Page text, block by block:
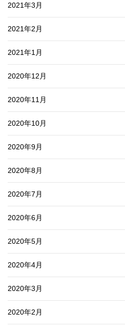
2021年3月
2021年2月
2021年1月
2020年12月
2020年11月
2020年10月
2020年9月
2020年8月
2020年7月
2020年6月
2020年5月
2020年4月
2020年3月
2020年2月